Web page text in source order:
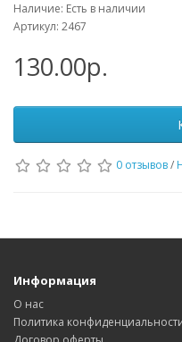
Наличие: Есть в наличии
Артикул: 2467
130.00р.
0 отзывов/
Информация
О нас
Политика